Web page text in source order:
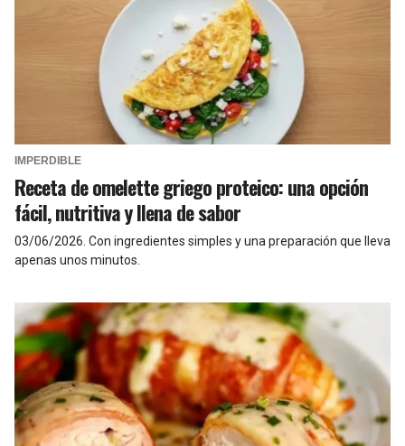
IMPERDIBLE
Receta de omelette griego proteico: una opción
fácil, nutritiva y llena de sabor
03/06/2026 Con ingredientes simples y una preparación que lleva
apenas unos minutos.